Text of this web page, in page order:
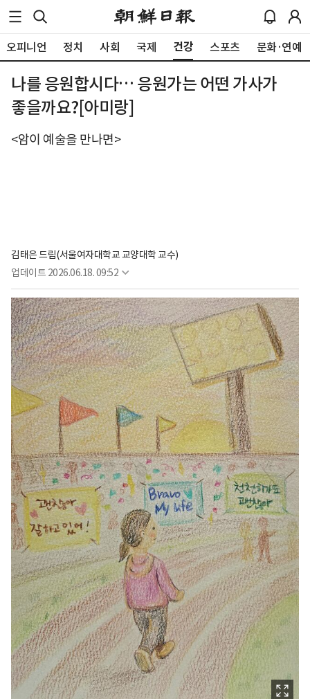
오피니언 정치 사회 국제 건강 스포츠 문화·연예
나를 응원합시다… 응원가는 어떤 가사가
좋을까요?[아미랑]
<암이 예술을 만나면>
김태은 드림(서울여자대학교 교양대학 교수)
업데이트 2026.06.18. 09:52